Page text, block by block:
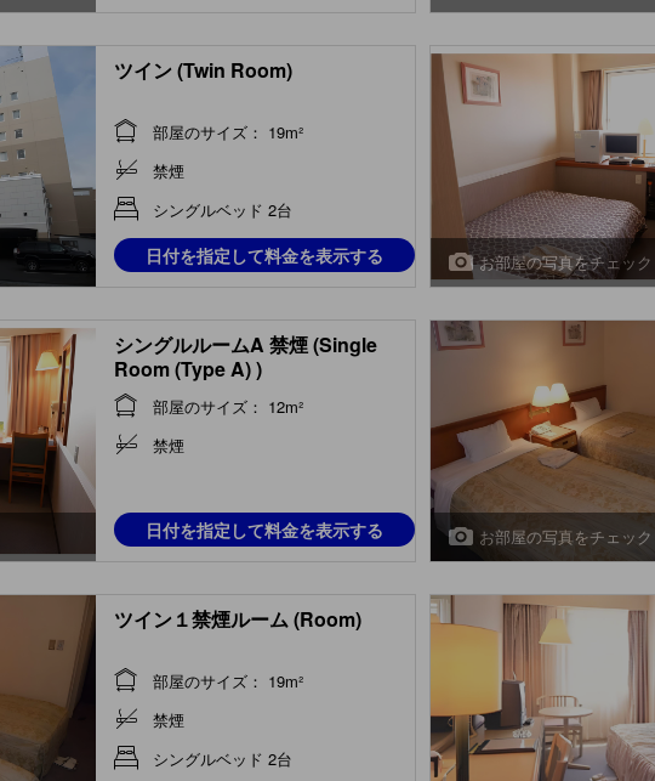
ツイン (Twin Room)
部屋のサイズ： 19m²
禁煙
シングルベッド 2台
日付を指定して料金を表示する お部屋の写真をチェック
シングルルームA 禁煙 (Single
Room (Type A) )
部屋のサイズ： 12m²
禁煙
日付を指定して料金を表示する お部屋の写真をチェック
ツイン１禁煙ルーム (Room)
部屋のサイズ： 19m²
禁煙
シングルベッド 2台